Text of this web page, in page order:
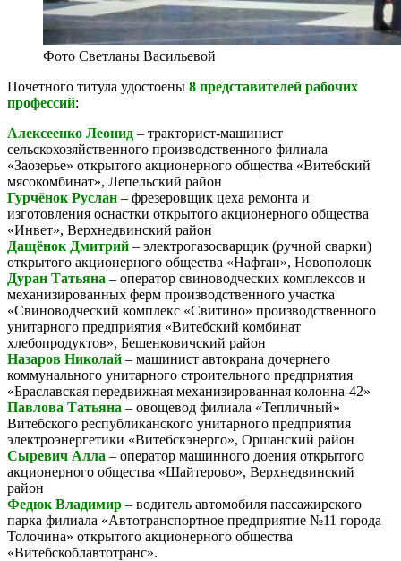
Фото Светланы Васильевой
Почетного титула удостоены 8 представителей рабочих
профессий:
Алексеенко Леонид – тракторист-машинист
сельскохозяйственного производственного филиала
«Заозерье» открытого акционерного общества «Витебский
мясокомбинат», Лепельский район
Гурчёнок Руслан – фрезеровщик цеха ремонта и
изготовления оснастки открытого акционерного общества
«Инвет», Верхнедвинский район
Дащёнок Дмитрий – электрогазосварщик (ручной сварки)
открытого акционерного общества «Нафтан», Новополоцк
Дуран Татьяна – оператор свиноводческих комплексов и
механизированных ферм производственного участка
«Свиноводческий комплекс «Свитино» производственного
унитарного предприятия «Витебский комбинат
хлебопродуктов», Бешенковичский район
Назаров Николай – машинист автокрана дочернего
коммунального унитарного строительного предприятия
«Браславская передвижная механизированная колонна-42»
Павлова Татьяна – овощевод филиала «Тепличный»
Витебского республиканского унитарного предприятия
электроэнергетики «Витебскэнерго», Оршанский район
Сыревич Алла – оператор машинного доения открытого
акционерного общества «Шайтерово», Верхнедвинский
район
Федюк Владимир – водитель автомобиля пассажирского
парка филиала «Автотранспортное предприятие №11 города
Толочина» открытого акционерного общества
«Витебскоблавтотранс».